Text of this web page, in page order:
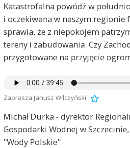
Katastrofalna powódź w
i oczekiwana w naszym regionie
sprawia, że z niepokojem
tereny i zabudowania. Czy
przygotowane na przyjęcie
Zaprasza Janusz Wilczyński
Michał Durka - dyrektor
Gospodarki Wodnej w
"Wody Polskie"